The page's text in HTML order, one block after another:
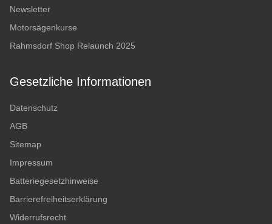
Newsletter
Motorsägenkurse
Rahmsdorf Shop Relaunch 2025
Gesetzliche Informationen
Datenschutz
AGB
Sitemap
Impressum
Batteriegesetzhinweise
Barrierefreiheitserklärung
Widerrufsrecht